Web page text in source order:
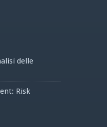
delle
Risk